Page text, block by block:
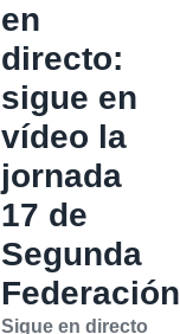
en
directo:
sigue en
vídeo la
jornada
17 de
Segunda
Federación
Sigue en directo